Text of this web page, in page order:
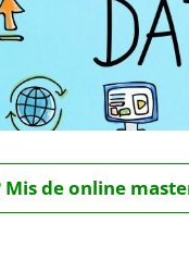
Mis de online